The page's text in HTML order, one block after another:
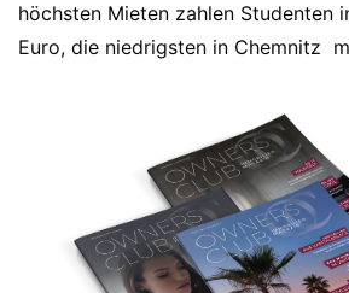
höchsten Mieten zahlen Studenten
Euro, die niedrigsten in Chemnitz